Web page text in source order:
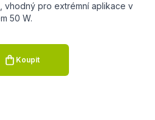
vhodný pro extrémní aplikace v
50 W.
Koupit